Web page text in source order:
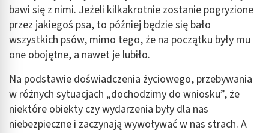
bawi się z nimi. Jeżeli kilkakrotnie zostanie pogryzione
przez jakiegoś psa, to później będzie się bało
wszystkich psów, mimo tego, że na początku były mu
one obojętne, a nawet je lubiło.
Na podstawie doświadczenia życiowego, przebywania
w różnych sytuacjach „dochodzimy do wniosku”, że
niektóre obiekty czy wydarzenia były dla nas
niebezpieczne i zaczynają wywoływać w nas strach. A